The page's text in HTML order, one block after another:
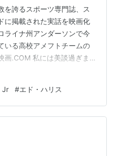
） 助演男優賞
を誇るスポーツ専門誌、ス
に掲載された実話を映画化
ライナ州アンダーソンで今
いる高校アメフトチームの
画.COM 私には美談過ぎま
Jr #エド・ハリス